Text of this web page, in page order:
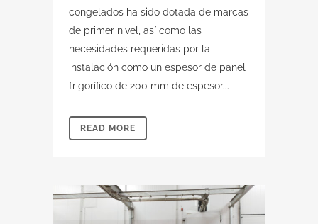
congelados ha sido dotada de marcas
de primer nivel, así como las
necesidades requeridas por la
instalación como un espesor de panel
frigorífico de 200 mm de espesor...
READ MORE